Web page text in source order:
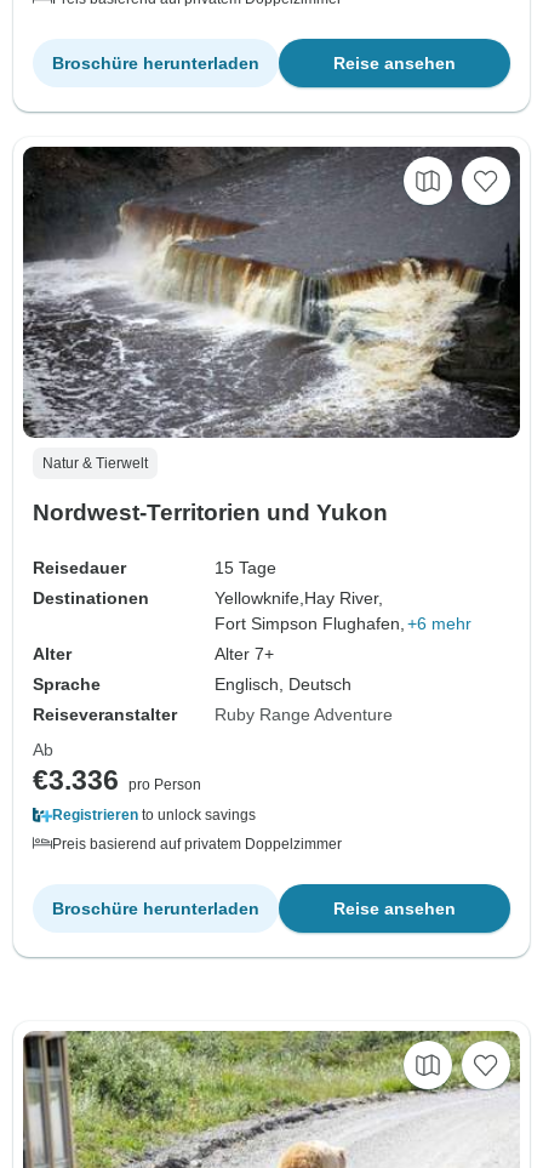
Reise ansehen
Broschüre herunterladen
Natur & Tierwelt
Nordwest-Territorien und Yukon
Reisedauer
15 Tage
Destinationen
Yellowknife, Hay River,
Fort Simpson Flughafen, +6 mehr
Alter
Alter 7+
Sprache
Englisch, Deutsch
Reiseveranstalter
Ruby Range Adventure
Ab
€3.336
pro Person
Registrieren to unlock savings
Preis basierend auf privatem Doppelzimmer
Reise ansehen
Broschüre herunterladen